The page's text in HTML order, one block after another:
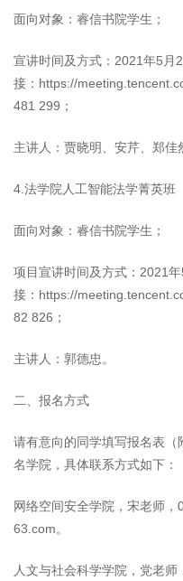
面向对象：睿信书院学生；
宣讲时间及方式：2021年5月
接：https://
481 299；
主讲人：贾晓明、安芹、郑佳
4.法学院人工智能法学菁英班
面向对象：睿信书院学生；
项目宣讲时间及方式：2021
接：https://
82 826；
主讲人：郭德忠。
二、报名方式
请有意向的同学填写报名表
名学院，具体联系方式如下：
网络空间安全学院，宋老师
63.com。
人文与社会科学学院，党老